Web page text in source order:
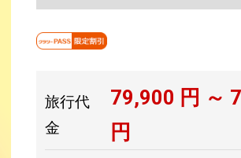
旅行代
金
79,900 円 ～
円